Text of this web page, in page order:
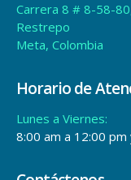
Carrera 8 # 8-58-
Restrepo
Meta, Colombia
Horario de
Lunes a Viernes:
8:00 am a 12:00